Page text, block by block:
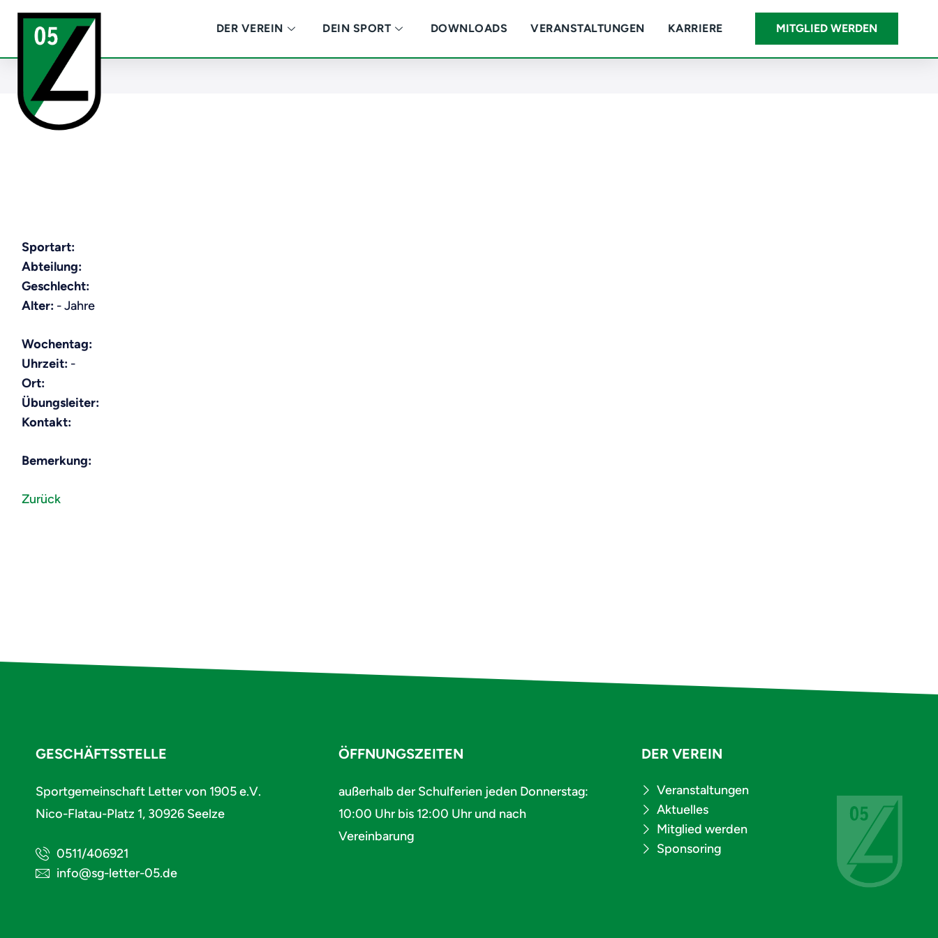
DER VEREIN DEIN SPORT DOWNLOADS VERANSTALTUNGEN KARRIERE MITGLIED WERDEN
Sportart:
Abteilung:
Geschlecht:
Alter: - Jahre
Wochentag:
Uhrzeit: -
Ort:
Übungsleiter:
Kontakt:
Bemerkung:
Zurück
GESCHÄFTSSTELLE
Sportgemeinschaft Letter von 1905 e.V.
Nico-Flatau-Platz 1, 30926 Seelze
0511/406921
info@sg-letter-05.de
ÖFFNUNGSZEITEN
außerhalb der Schulferien jeden Donnerstag:
10:00 Uhr bis 12:00 Uhr und nach
Vereinbarung
DER VEREIN
Veranstaltungen
Aktuelles
Mitglied werden
Sponsoring